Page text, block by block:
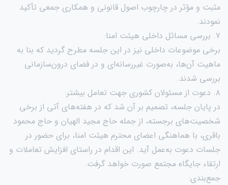
مثبت و مؤثر در چارچوب اصول قانونی و همکاری جمعی تأکید
نمودند.
۷. بررسی مسائل داخلی هیئت امنا:
برخی موضوعات داخلی نیز در این جلسه مطرح گردید که بنا به
ماهیت آن‌ها، به‌صورت غیررسانه‌ای و در فضای درون‌سازمانی
بررسی شدند.
۸. دعوت از مسئولان کشوری جهت تعامل بیشتر:
در پایان جلسه، تصمیم بر آن شد که در هفته‌های آتی از برخی
شخصیت‌های برجسته، از جمله حاج مجید الهیان و حاج محمود
باقری، با هماهنگی اعضای محترم هیئت امنا، برای حضور در
جلسات دعوت به‌عمل آید. این اقدام در راستای افزایش تعاملات و
ارتقاء جایگاه مجتمع صورت خواهد گرفت.
جمع‌بندی: